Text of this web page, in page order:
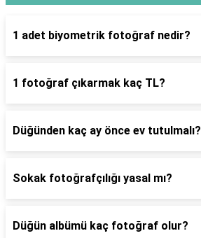
1 adet biyometrik fotoğraf nedir?
1 fotoğraf çıkarmak kaç TL?
Düğünden kaç ay önce ev tutulmalı?
Sokak fotoğrafçılığı yasal mı?
Düğün albümü kaç fotoğraf olur?